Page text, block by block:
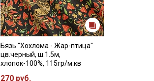
Бязь "Хохлома - Жар-птица"
цв.черный, ш.1.5м,
хлопок-100%, 115гр/м.кв
270 руб.